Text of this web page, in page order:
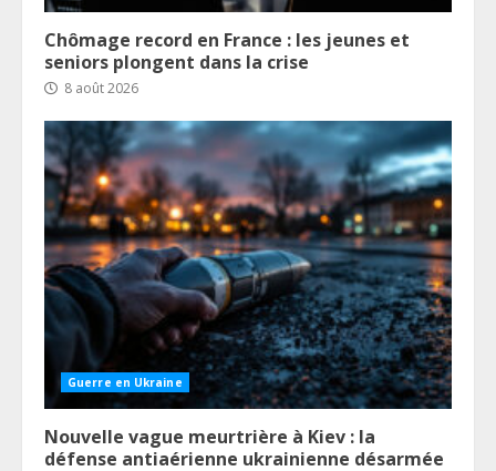
Chômage record en France : les jeunes et
seniors plongent dans la crise
8 août 2026
Guerre en Ukraine
Nouvelle vague meurtrière à Kiev : la
défense antiaérienne ukrainienne désarmée